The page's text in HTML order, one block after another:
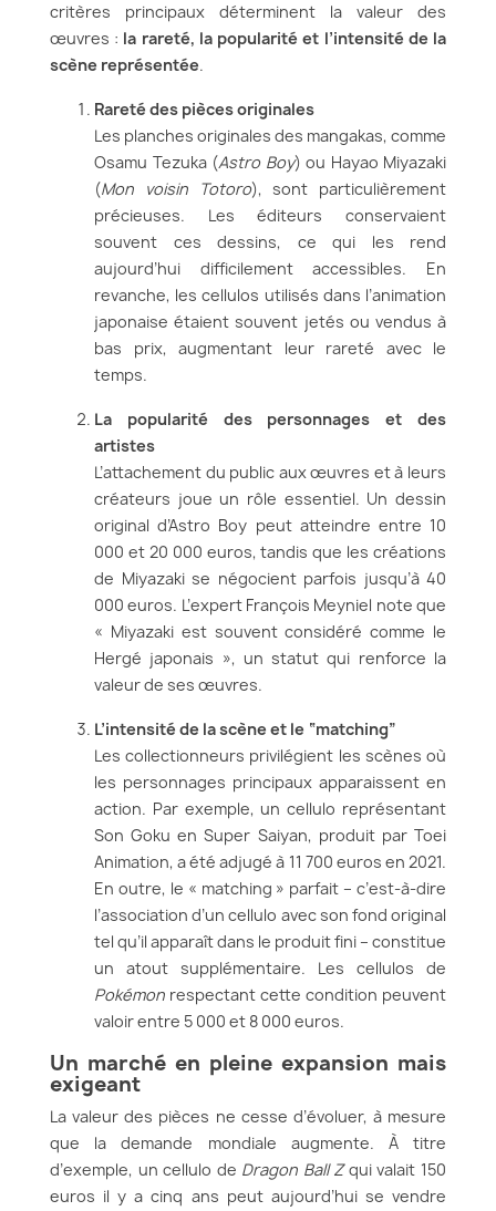
critères principaux déterminent la valeur des
œuvres : la rareté, la popularité et l’intensité de la
scène représentée.
Rareté des pièces originales
Les planches originales des mangakas, comme
Osamu Tezuka (Astro Boy) ou Hayao Miyazaki
(Mon voisin Totoro), sont particulièrement
précieuses. Les éditeurs conservaient
souvent ces dessins, ce qui les rend
aujourd’hui difficilement accessibles. En
revanche, les cellulos utilisés dans l’animation
japonaise étaient souvent jetés ou vendus à
bas prix, augmentant leur rareté avec le
temps.
La popularité des personnages et des
artistes
L’attachement du public aux œuvres et à leurs
créateurs joue un rôle essentiel. Un dessin
original d’Astro Boy peut atteindre entre 10
000 et 20 000 euros, tandis que les créations
de Miyazaki se négocient parfois jusqu’à 40
000 euros. L’expert François Meyniel note que
« Miyazaki est souvent considéré comme le
Hergé japonais », un statut qui renforce la
valeur de ses œuvres.
L’intensité de la scène et le “matching”
Les collectionneurs privilégient les scènes où
les personnages principaux apparaissent en
action. Par exemple, un cellulo représentant
Son Goku en Super Saiyan, produit par Toei
Animation, a été adjugé à 11 700 euros en 2021.
En outre, le « matching » parfait – c’est-à-dire
l’association d’un cellulo avec son fond original
tel qu’il apparaît dans le produit fini – constitue
un atout supplémentaire. Les cellulos de
Pokémon respectant cette condition peuvent
valoir entre 5 000 et 8 000 euros.
Un marché en pleine expansion mais
exigeant
La valeur des pièces ne cesse d’évoluer, à mesure
que la demande mondiale augmente. À titre
d’exemple, un cellulo de Dragon Ball Zqui valait 150
euros il y a cinq ans peut aujourd’hui se vendre